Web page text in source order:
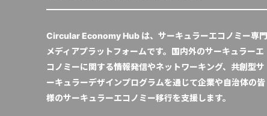
Circular Economy Hub は、サーキュラーエコノミー専門
メディアプラットフォームです。国内外のサーキュラーエ
コノミーに関する情報発信やネットワーキング、共創型サ
ーキュラーデザインプログラムを通じて企業や自治体の皆
様のサーキュラーエコノミー移行を支援します。